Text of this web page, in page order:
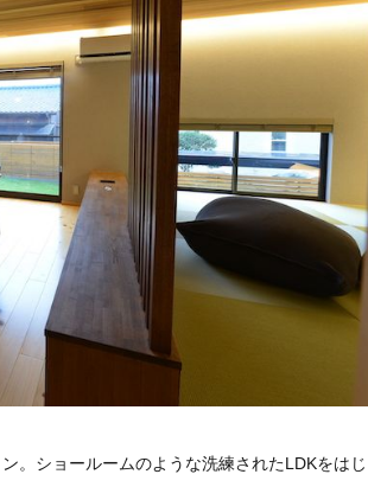
。ショールームのような洗練されたLDKをはじ